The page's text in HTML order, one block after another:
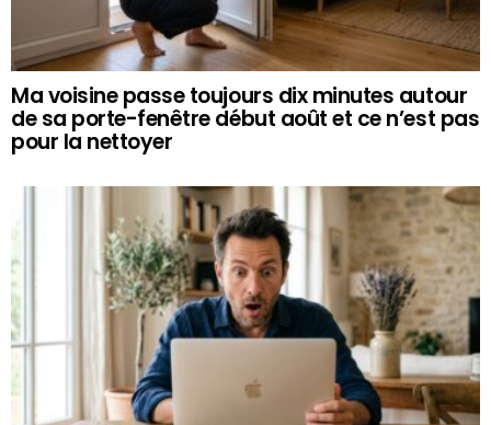
Ma voisine passe toujours dix minutes autour
de sa porte-fenêtre début août et ce n’est pas
pour la nettoyer